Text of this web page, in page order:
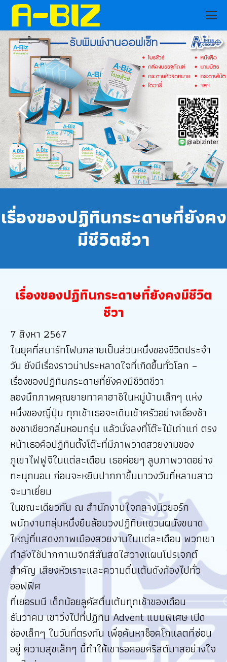
เรื่องของปฏิทินกระดาษที่ยังคง
มีชีวิตชีวา
เรื่องของปฏิทินกระดาษที่ยังคงมีชีวิต
ชีวา
7 สิงหา 2567
ในยุคที่สมาร์ทโฟนกลายเป็นส่วนหนึ่งของชีวิตประจำ
วัน ยังมีเรื่องราวน่าประหลาดใจที่เกิดขึ้นทั่วโลก –
เรื่องของปฏิทินกระดาษที่ยังคงมีชีวิตชีวา
ลองนึกภาพคุณยายทาคาฮาชิในหมู่บ้านเล็กๆ แห่ง
หนึ่งของญี่ปุ่น ทุกเช้าเธอจะเดินเข้าครัวอย่างเชื่องช้า
ชงชาเขียวกลิ่นหอมกรุ่น แล้วนั่งลงที่โต๊ะไม้เก่าแก่ ตรง
หน้าเธอคือปฏิทินตั้งโต๊ะที่มีภาพวาดสวยงามของ
ภูเขาไฟฟูจิในแต่ละเดือน เธอค่อยๆ ลูบภาพวาดอย่าง
ทะนุถนอม ก่อนจะหยิบปากกาขึ้นมาวงวันที่หลานสาว
จะมาเยี่ยม
ในขณะเดียวกัน ณ สำนักงานใจกลางนิวยอร์ก
พนักงานกลุ่มหนึ่งยืนล้อมวงปฏิทินแขวนผนังขนาด
ใหญ่ที่แสดงภาพเมืองสวยงามในแต่ละเดือน พวกเขา
กำลังใช้ปากกาเมจิกสีสันสดใสวางแผนโปรเจกต์
สำคัญ เสียงหัวเราะและความตื่นเต้นดังก้องไปทั่ว
ออฟฟิศ
ที่เยอรมนี เด็กน้อยลูคัสตื่นเต้นทุกเช้าของเดือน
ธันวาคม เขาวิ่งไปที่ปฏิทิน Advent แบบพิเศษ เปิด
ช่องเล็กๆ ในวันที่ตรงกัน เพื่อค้นหาช็อคโกแลตที่ซ่อน
อยู่ ความสุขเล็กๆ นี้ทำให้เขารอคอยคริสต์มาสอย่างใจ